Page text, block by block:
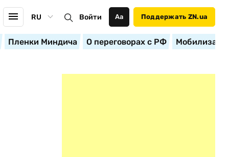
RU Войти Аа Поддержать ZN.ua
Пленки Миндича О переговорах с РФ